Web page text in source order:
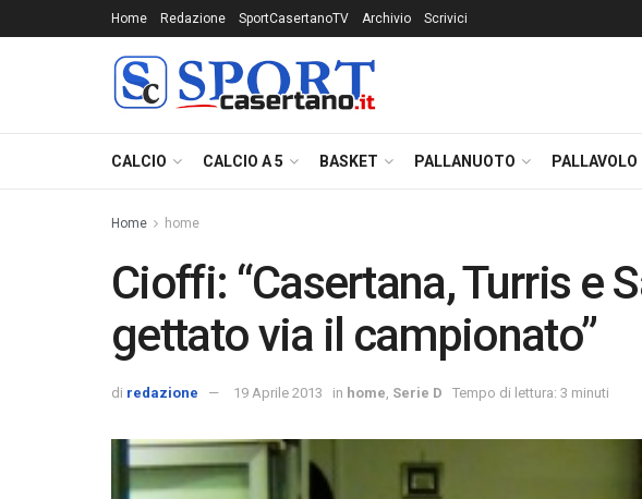
Home Redazione SportCasertanoTV Archivio Scrivici
CALCIO CALCIO A 5 BASKET PALLANUOTO PALLAVOLO
Home home
Cioffi: “Casertana, Turris e
gettato via il campionato”
di redazione 19 Aprile 2013 in home Serie D Tempo di lettura: 3 minuti